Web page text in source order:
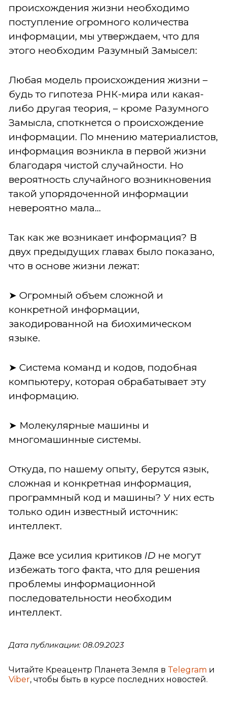
происхождения жизни необходимо
поступление огромного количества
информации, мы утверждаем, что для
этого необходим Разумный Замысел:
Любая модель происхождения жизни –
будь то гипотеза РНК-мира или какая-
либо другая теория, – кроме Разумного
Замысла, споткнется о происхождение
информации. По мнению материалистов,
информация возникла в первой жизни
благодаря чистой случайности. Но
вероятность случайного возникновения
такой упорядоченной информации
невероятно мала...
Так как же возникает информация? В
двух предыдущих главах было показано,
что в основе жизни лежат:
➤ Огромный объем сложной и
конкретной информации,
закодированной на биохимическом
языке.
➤ Система команд и кодов, подобная
компьютеру, которая обрабатывает эту
информацию.
➤ Молекулярные машины и
многомашинные системы.
Откуда, по нашему опыту, берутся язык,
сложная и конкретная информация,
программный код и машины? У них есть
только один известный источник:
интеллект.
Даже все усилия критиков ID не могут
избежать того факта, что для решения
проблемы информационной
последовательности необходим
интеллект.
Дата публикации: 08.09.2023
Читайте Креацентр Планета Земля в Telegram и
Viber, чтобы быть в курсе последних новостей.